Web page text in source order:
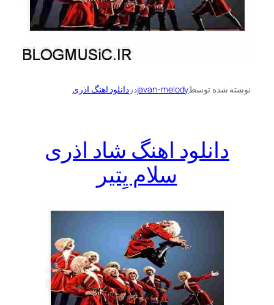
نوشته شده توسطjavan-melodyدردانلود اهنگ اذری
دانلود اهنگ شاد اذری
سلام یِتیر